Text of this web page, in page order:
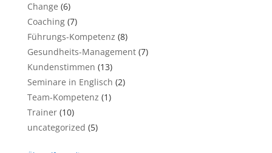
Change (6)
Coaching(7)
Führungs-Kompetenz (8)
Gesundheits-Management(7)
Kundenstimmen (13)
Seminare in Englisch (2)
Team-Kompetenz (1)
Trainer(10)
uncategorized (5)